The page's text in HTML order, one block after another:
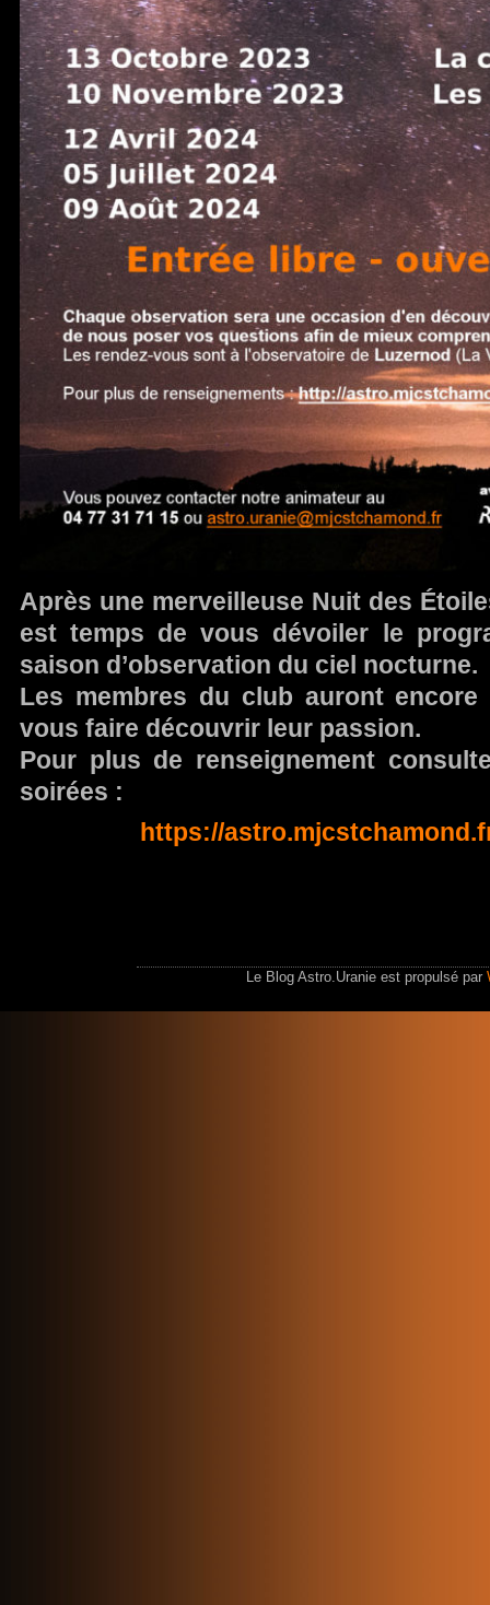
Après une merveilleuse Nuit des
est temps de vous dévoiler le
saison d’observation du ciel nocturne.
Les membres du club auront
vous faire découvrir leur passion.
Pour plus de renseignement
soirées :
https://
Le Blog Astro.Uranie est propulsé par